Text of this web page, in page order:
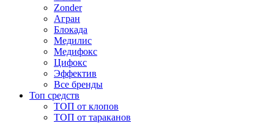
Zonder
Агран
Блокада
Медилис
Медифокс
Цифокс
Эффектив
Все бренды
Топ средств
ТОП от клопов
ТОП от тараканов